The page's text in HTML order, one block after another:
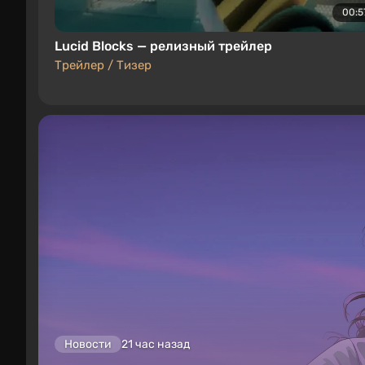
Lucid Blocks — релизный трейлер
Трейлер / Тизер
Новости 21 час назад